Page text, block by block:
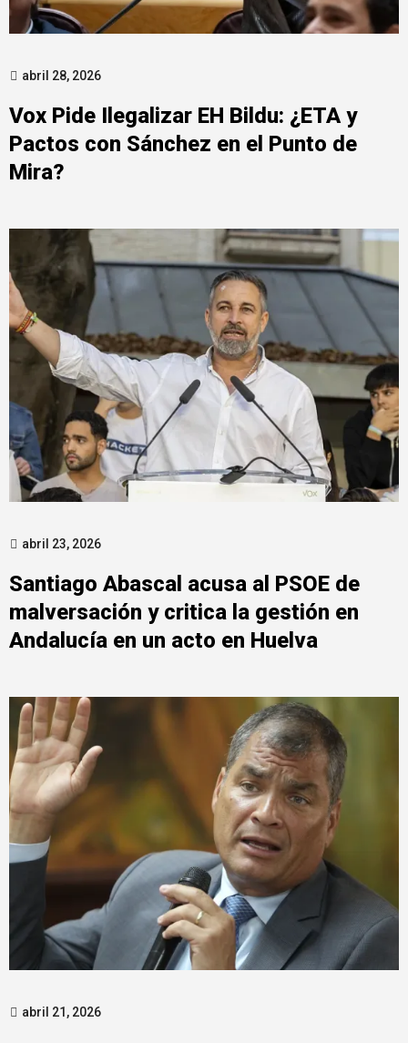
abril 28, 2026
Vox Pide Ilegalizar EH Bildu: ¿ETA y
Pactos con Sánchez en el Punto de
Mira?
abril 23, 2026
Santiago Abascal acusa al PSOE de
malversación y critica la gestión en
Andalucía en un acto en Huelva
abril 21, 2026